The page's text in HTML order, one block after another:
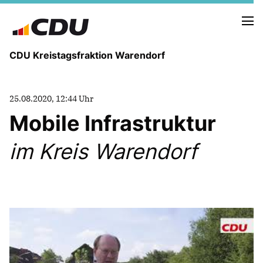
CDU Kreistagsfraktion Warendorf
PRESSE U. NEUIGKEITEN
REDEN UND ANTRÄGE
MITGLIEDER DER CDU-FRAKTION
AUSSCHUSS FÜR KINDER, JUGENDLICHE UND FAMILIEN
25.08.2020, 12:44 Uhr
Mobile Infrastruktur
im Kreis Warendorf